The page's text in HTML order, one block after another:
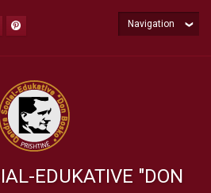
EDUKATIVE "DON
Navigation